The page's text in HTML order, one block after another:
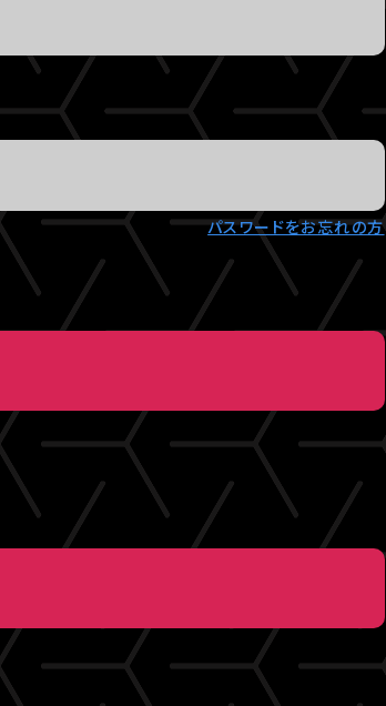
パスワードをお忘れの方